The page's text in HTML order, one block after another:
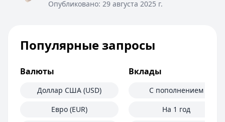
Опубликовано: 29 августа 2025 г.
Популярные запросы
Валюты
Доллар США (USD)
Евро (EUR)
Вклады
С пополнением
На 1 год